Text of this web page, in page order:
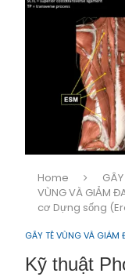
Home
VÙNG VÀ GIẢM
cơ Dựng sống
GÂY TÊ VÙNG VÀ GIẢM
Kỹ thuật